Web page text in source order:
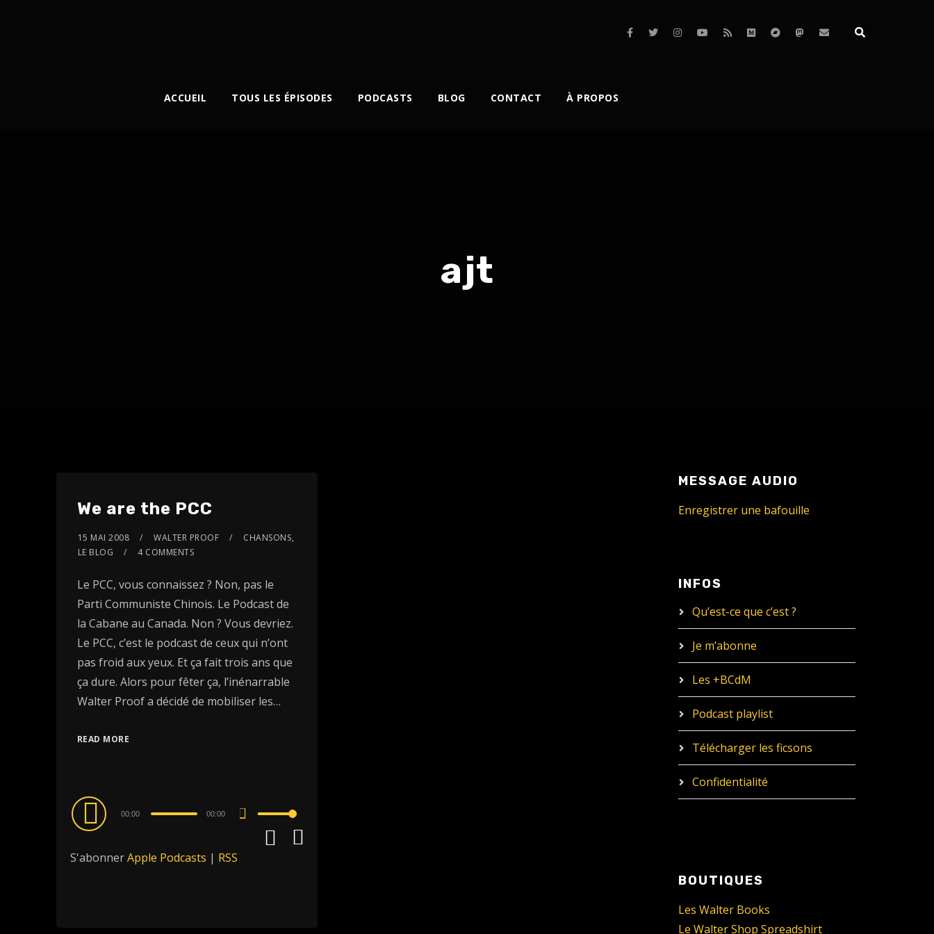
ACCUEIL TOUS LES ÉPISODES PODCASTS BLOG CONTACT À PROPOS
ajt
We are the PCC
15 MAI 2008 WALTER PROOF CHANSONS,
LE BLOG
4 COMMENTS
Le PCC, vous connaissez ? Non, pas le
Parti Communiste Chinois. Le Podcast de
la Cabane au Canada. Non ? Vous devriez.
Le PCC, c’est le podcast de ceux qui n’ont
pas froid aux yeux. Et ça fait trois ans que
ça dure. Alors pour fêter ça, l’inénarrable
Walter Proof a décidé de mobiliser les…
READ MORE
Audio
Player
00:00 00:00
S'abonnerApple Podcasts | RSS
MESSAGE AUDIO
Enregistrer une bafouille
INFOS
Qu’est-ce que c’est ?
Je m’abonne
Les +BCdM
Podcast playlist
Télécharger les ficsons
Confidentialité
BOUTIQUES
Les Walter Books
Le Walter Shop Spreadshirt